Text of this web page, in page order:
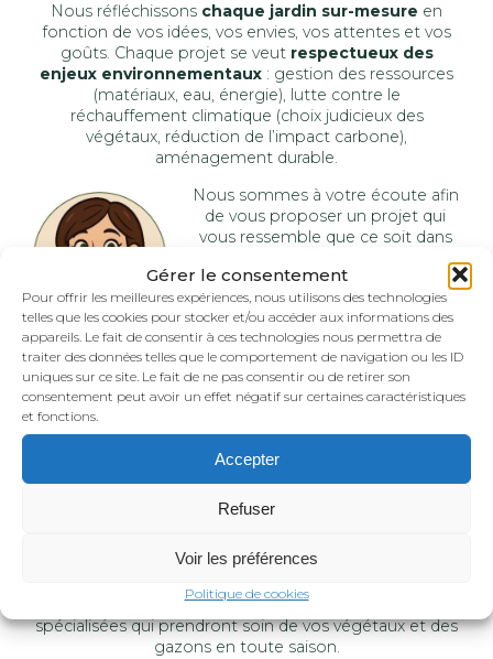
Gérer le consentement
Pour offrir les meilleures expériences, nous utilisons des technologies
telles que les cookies pour stocker et/ou accéder aux informations des
appareils. Le fait de consentir à ces technologies nous permettra de
traiter des données telles que le comportement de navigation ou les ID
uniques sur ce site. Le fait de ne pas consentir ou de retirer son
consentement peut avoir un effet négatif sur certaines caractéristiques
et fonctions.
Accepter
Refuser
Voir les préférences
Politique de cookies
Nous réfléchissons chaque jardin sur-mesure en
fonction de vos idées, vos envies, vos attentes et vos
goûts. Chaque projet se veut respectueux des
enjeux environnementaux : gestion des ressources
(matériaux, eau, énergie), lutte contre le
réchauffement climatique (choix judicieux des
végétaux, réduction de l’impact carbone),
aménagement durable.
Nous sommes à votre écoute afin
de vous proposer un projet qui
vous ressemble que ce soit dans
bureaux ou par visio. Pauline sera
votreinterlocutrice, du projet à
la réalisation de votre jardin, afin de
faciliter l’ensemble de vos
échanges et assurer un suivi de qualité.
Une fois votre projet défini, nos équipes donneront vie
à vos envies. Chaque équipe spécialisée dans son
proposer desouvrages de qualité.
Au fil des saisons, vous redécouvrirez votre jardin
différents ombrages des arbres en fonction de la
l’entretien de votre jardin par des équipes expertes et
spécialisées qui prendront soin de vos végétaux et des
gazons en toute saison.